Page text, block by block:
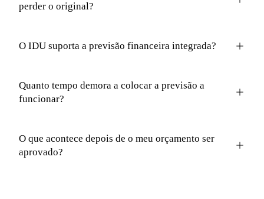
perder o original?
O IDU suporta a previsão financeira integrada?
Quanto tempo demora a colocar a previsão a
funcionar?
O que acontece depois de o meu orçamento ser
aprovado?